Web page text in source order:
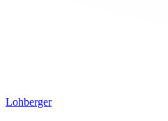
Lohberger